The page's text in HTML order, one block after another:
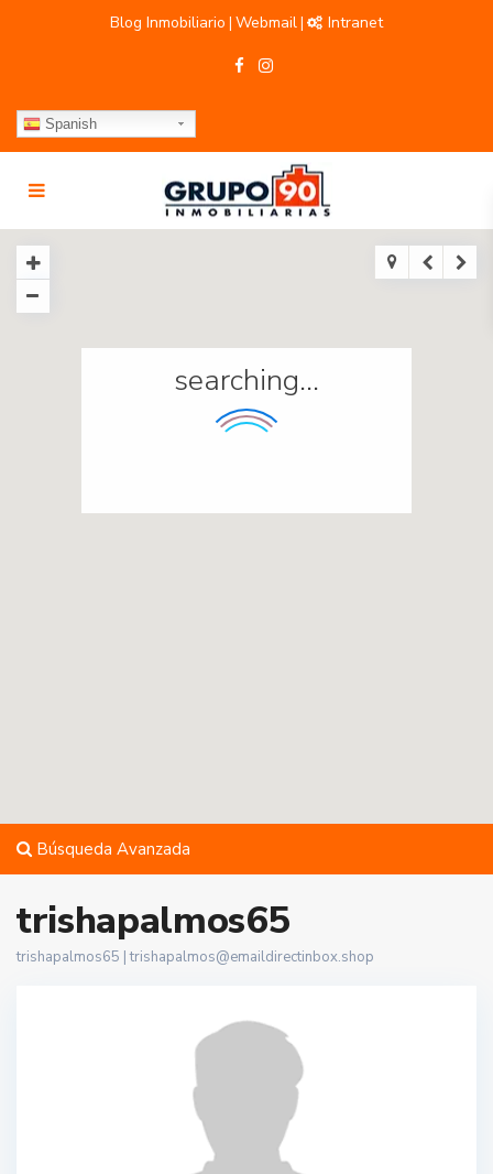
Blog Inmobiliario | Webmail| Intranet
Spanish
searching...
Búsqueda Avanzada
trishapalmos65
trishapalmos65 |trishapalmos@emaildirectinbox.shop